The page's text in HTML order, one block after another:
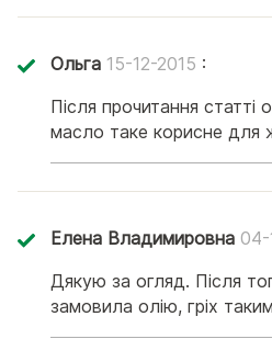
Ольга 15-12-2015 :
Після прочитання
масло таке корисне для
Елена Владимировна 04-
Дякую за огляд. Після
замовила олію, гріх